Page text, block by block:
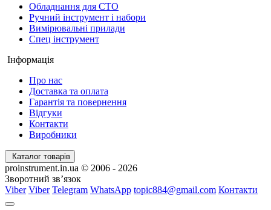
Обладнання для СТО
Ручний інструмент і набори
Вимірювальні прилади
Спец інструмент
Інформація
Про нас
Доставка та оплата
Гарантія та повернення
Відгуки
Контакти
Виробники
Каталог товарів
proinstrument.in.ua © 2006 - 2026
Зворотний зв’язок
Viber Viber Telegram WhatsApp topic884@gmail.com Контакти